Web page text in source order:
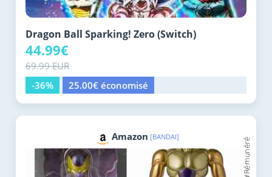
Dragon Ball Sparking! Zero (Switch)
44.99€
69.99 EUR
-36%
25.00€ économisé
Amazon [BANDAI]